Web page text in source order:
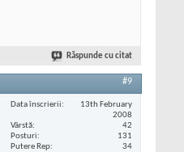
Răspunde cu citat
#9
Data înscrierii
13th February
2008
Vârstă
42
Posturi
131
Putere Rep
34